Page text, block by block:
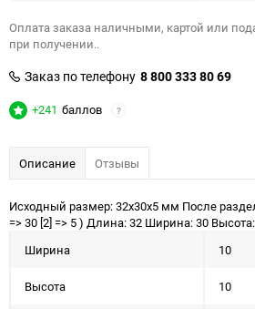
Оплата заказа наличными, картой или
при получении..
Заказ по телефону 8 800 333 80 69
+241 баллов ?
Описание Отзывы
Исходный размер: 32x30x5 мм После
=> 30 [2] => 5 ) Длина: 32 Ширина: 30
Ширина
10
Высота 10